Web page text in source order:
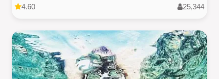
4.60 25,344